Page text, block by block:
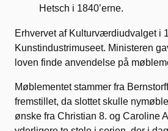
Hetsch i 1840’erne.
Erhvervet af Kulturværdiudvalget i
Kunstindustrimuseet. Ministeren
loven finde anvendelse på
Møblementet stammer fra
fremstillet, da slottet skulle
ønske fra Christian 8. og Caroline